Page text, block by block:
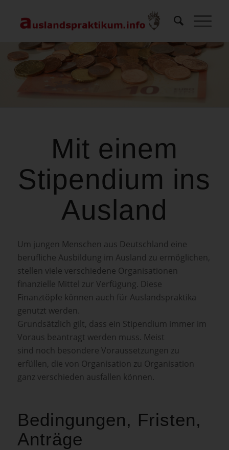
Mit einem
Stipendium ins
Ausland
Um jungen Menschen aus Deutschland eine
berufliche Ausbildung im Ausland zu ermöglichen,
stellen viele verschiedene Organisationen
finanzielle Mittel zur Verfügung. Diese
Finanztöpfe können auch für Auslandspraktika
genutzt werden.
Grundsätzlich gilt, dass ein Stipendium immer im
Voraus beantragt werden muss. Meist
sind noch besondere Voraussetzungen zu
erfüllen, die von Organisation zu Organisation
ganz verschieden ausfallen können.
Bedingungen, Fristen,
Anträge